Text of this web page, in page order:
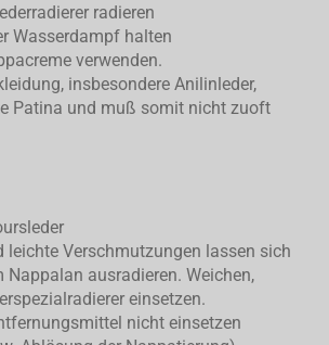
radieren
Wasserdampf halten
verwenden.
insbesondere Anilinleder,
Patina und muß somit nicht zuoft
leichte Verschmutzungen lassen sich
Nappalan ausradieren. Weichen,
einsetzen.
nicht einsetzen